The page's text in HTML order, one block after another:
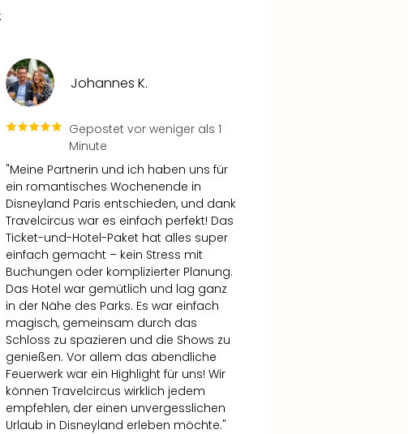
Johannes K.
Gepostet vor weniger als 1
Minute
"Meine Partnerin und ich haben uns für
ein romantisches Wochenende in
Disneyland Paris entschieden, und dank
Travelcircus war es einfach perfekt! Das
Ticket-und-Hotel-Paket hat alles super
einfach gemacht – kein Stress mit
Buchungen oder komplizierter Planung.
Das Hotel war gemütlich und lag ganz
in der Nähe des Parks. Es war einfach
magisch, gemeinsam durch das
Schloss zu spazieren und die Shows zu
genießen. Vor allem das abendliche
Feuerwerk war ein Highlight für uns! Wir
können Travelcircus wirklich jedem
empfehlen, der einen unvergesslichen
Urlaub in Disneyland erleben möchte."